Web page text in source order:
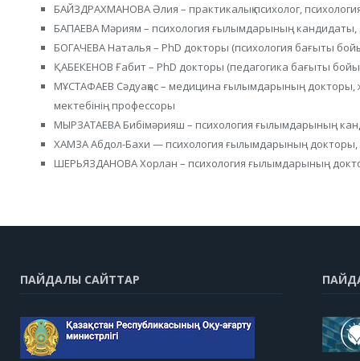
БАЙЗДРАХМАНОВА Әлия – практикалық психолог,
БАПАЕВА Мәриям – психология ғылымдарының кандидаты,
БОГАЧЕВА Наталья – PhD докторы (психология бағыты
ҚАБЕКЕНОВ Ғабит – PhD докторы (педагогика бағыты
МҰСТАФАЕВ Сәдуақас – медицина ғылымдарының докторы,
мектебінің профессоры
МЫРЗАТАЕВА Бибімәрияш – психология ғылымдарының
ХАМЗА Абдол-Бахи — психология ғылымдарының докторы,
ШЕРЬЯЗДАНОВА Хорлан – психология ғылымдарының
ПАЙДАЛЫ САЙТТАР